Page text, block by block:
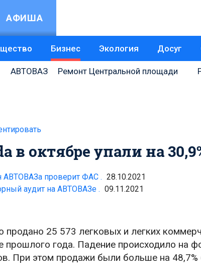
АФИША
Бизнес Экология Досуг
АВТОВАЗ Ремонт Центральной площади
октябре упали на
проверит ФАС . 28.10.2021
аудит на АВТОВАЗе . 09.11.2021
25 573 легковых и легких
прошлого года. Падение происходило на
При этом продажи были больше на